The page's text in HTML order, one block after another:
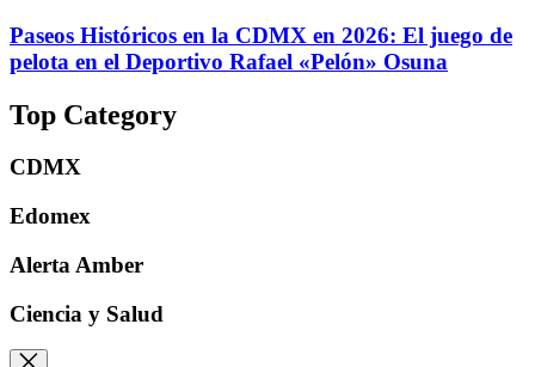
Paseos Históricos en la CDMX en 2026: El juego de
pelota en el Deportivo Rafael «Pelón» Osuna
Top Category
CDMX
Edomex
Alerta Amber
Ciencia y Salud